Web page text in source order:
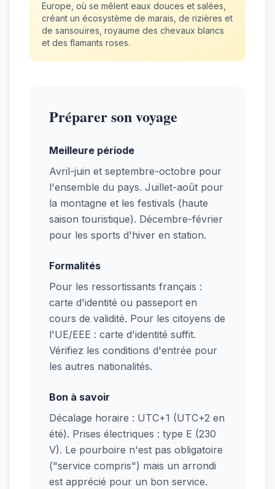
Europe, où se mêlent eaux douces et salées,
créant un écosystème de marais, de rizières et
de sansouïres, royaume des chevaux blancs
et des flamants roses.
Préparer son voyage
Meilleure période
Avril-juin et septembre-octobre pour
l'ensemble du pays. Juillet-août pour
la montagne et les festivals (haute
saison touristique). Décembre-février
pour les sports d'hiver en station.
Formalités
Pour les ressortissants français :
carte d'identité ou passeport en
cours de validité. Pour les citoyens de
l'UE/EEE : carte d'identité suffit.
Vérifiez les conditions d'entrée pour
les autres nationalités.
Bon à savoir
Décalage horaire : UTC+1 (UTC+2 en
été). Prises électriques : type E (230
V). Le pourboire n'est pas obligatoire
("service compris") mais un arrondi
est apprécié pour un bon service.